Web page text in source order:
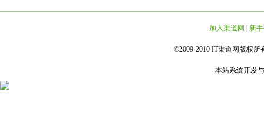
加入渠道网 新
©2009-2010 IT渠道网版权所
本站系统开发